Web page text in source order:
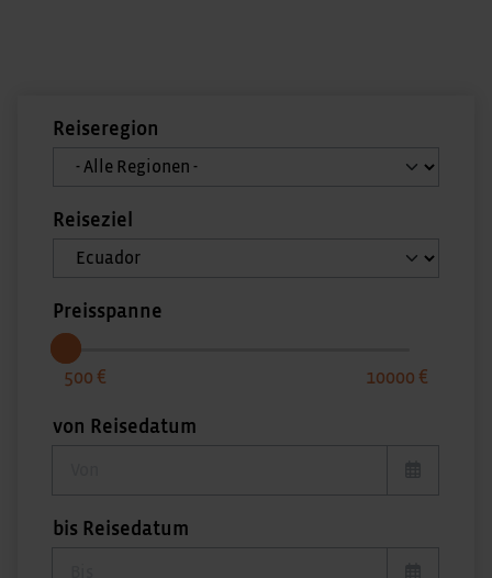
Reiseregion
Reiseziel
Preisspanne
500 10000
von Reisedatum
bis Reisedatum